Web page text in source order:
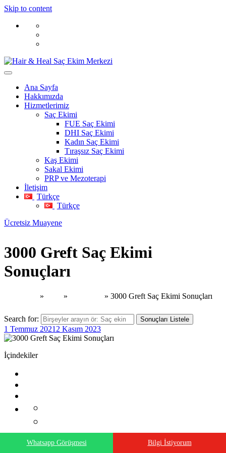
Skip to content
Ana Sayfa
Hakkımızda
Hizmetlerimiz
Saç Ekimi
FUE Saç Ekimi
DHI Saç Ekimi
Kadın Saç Ekimi
Tıraşsız Saç Ekimi
Kaş Ekimi
Sakal Ekimi
PRP ve Mezoterapi
İletişim
Türkçe
Türkçe
Ücretsiz Muayene
3000 Greft Saç Ekimi
Sonuçları
» » » 3000 Greft Saç Ekimi Sonuçları
Search for: Sonuçları Listele
1 Temmuz 2021 2 Kasım 2023
İçindekiler
Whatsapp Görüşmesi Bilgi İstiyorum